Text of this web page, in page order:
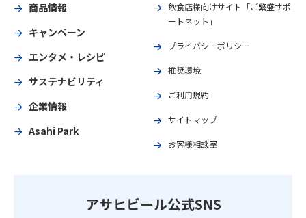
商品情報
キャンペーン
エンタメ・レシピ
サステナビリティ
企業情報
Asahi Park
飲食店様向けサイト「ご繁盛サポ
ートネット」
プライバシーポリシー
推奨環境
ご利用規約
サイトマップ
お客様相談室
アサヒビール公式SNS